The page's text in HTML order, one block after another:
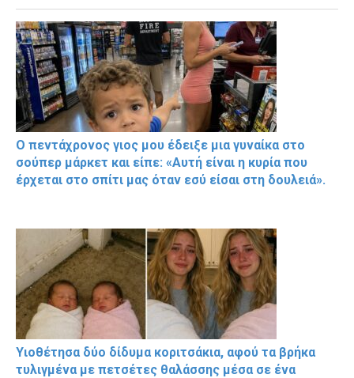
Ο πεντάχρονος γιος μου έδειξε μια γυναίκα στο
σούπερ μάρκετ και είπε: «Αυτή είναι η κυρία που
έρχεται στο σπίτι μας όταν εσύ είσαι στη δουλειά».
Υιοθέτησα δύο δίδυμα κοριτσάκια, αφού τα βρήκα
τυλιγμένα με πετσέτες θαλάσσης μέσα σε ένα